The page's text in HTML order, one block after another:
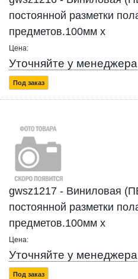
постоянной разметки
предметов.100мм x
Цена:
Уточняйте у менеджера
Под заказ
gwsz1217 - Виниловая
постоянной разметки
предметов.100мм x
Цена:
Уточняйте у менеджера
Под заказ